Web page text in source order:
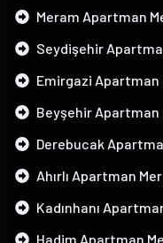
Meram Apartman
Seydişehir
Emirgazi Apartman
Beyşehir Apartman
Derebucak
Ahırlı Apartman
Kadınhanı
Hadim Apartman